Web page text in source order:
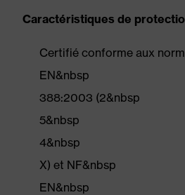
Caractéristiques de
Certifié conforme aux
EN&nbsp
388:2003 (2&nbsp
5&nbsp
4&nbsp
X) et NF&nbsp
EN&nbsp